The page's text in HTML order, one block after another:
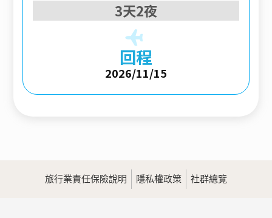
3天2夜
回程
2026/11/15
旅行業責任保險說明 隱私權政策 社群總覽